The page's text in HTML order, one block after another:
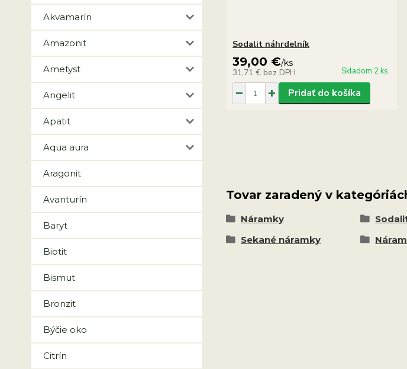
Akvamarín
Amazonit
Ametyst
Angelit
Apatit
Aqua aura
Aragonit
Avanturín
Baryt
Biotit
Bismut
Bronzit
Býčie oko
Citrín
Sodalit náhrdelník
39,00 €/ks
31,71 € bez DPH Skladom 2 ks
Pridať do košíka
Tovar zaradený v
Náramky
Sekané náramky